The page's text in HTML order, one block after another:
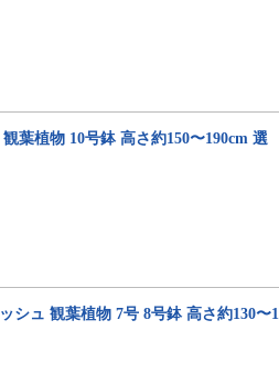
葉植物 10号鉢 高さ約150〜190cm 選
シュ 観葉植物 7号 8号鉢 高さ約130〜1